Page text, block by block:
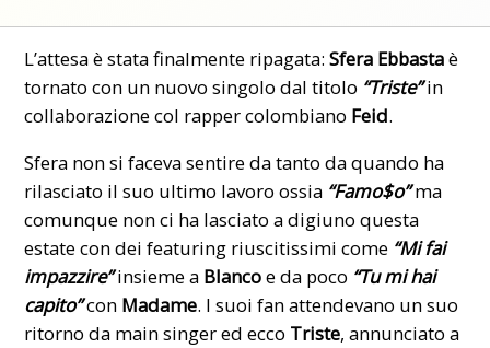
L’attesa è stata finalmente ripagata:Sfera Ebbastaè
tornato con un nuovo singolo dal titolo “Triste”in
collaborazione col rapper colombiano Feid.
Sfera non si faceva sentire da tanto da quando ha
rilasciato il suo ultimo lavoro ossia “Famo$o”ma
comunque non ci ha lasciato a digiuno questa
estate con dei featuring riuscitissimi come “Mi fai
impazzire”insieme a Blancoe da poco “Tu mi hai
capito”con Madame. I suoi fan attendevano un suo
ritorno da main singer ed ecco Triste, annunciato a